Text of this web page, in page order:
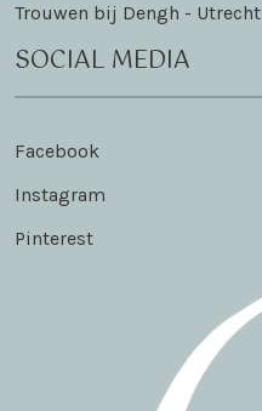
Trouwen bij Dengh - Utrecht
SOCIAL MEDIA
Facebook
Instagram
Pinterest